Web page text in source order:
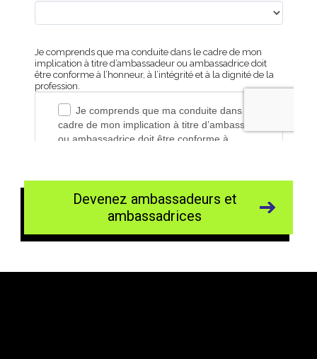
Devenez ambassadeurs et
ambassadrices